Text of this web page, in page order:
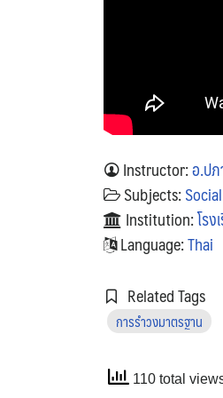
Instructor:อ.ป
Subjects:
Institution:โร
Language:Thai
Related Tags
การรำวงมาตรฐาน
110 total